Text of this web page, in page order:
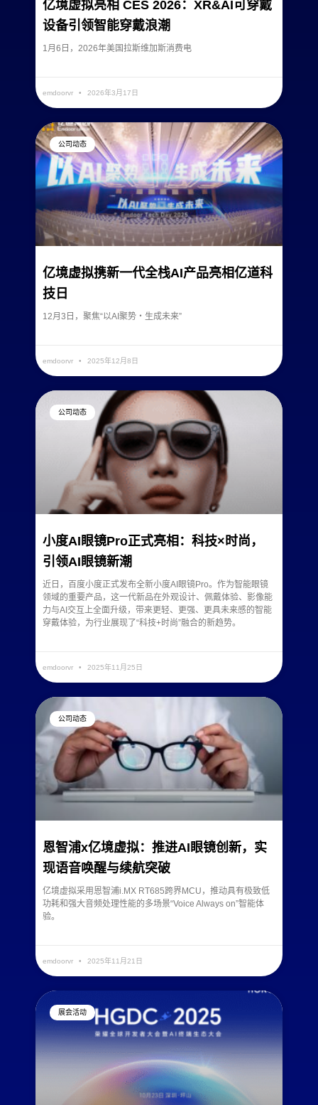
亿境虚拟亮相 CES 2026：XR&AI可穿戴
设备引领智能穿戴浪潮
1月6日，2026年美国拉斯维加斯消费电
emdoorvr 2026年3月17日
公司动态
亿境虚拟携新一代全栈AI产品亮相亿道科
技日
12月3日，聚焦“以AI聚势・生成未来”
emdoorvr 2025年12月8日
公司动态
小度AI眼镜Pro正式亮相：科技×时尚，
引领AI眼镜新潮
近日，百度小度正式发布全新小度AI眼镜Pro。作为智能眼镜
领域的重要产品，这一代新品在外观设计、佩戴体验、影像能
力与AI交互上全面升级，带来更轻、更强、更具未来感的智能
穿戴体验，为行业展现了“科技+时尚”融合的新趋势。
emdoorvr 2025年11月25日
公司动态
恩智浦x亿境虚拟：推进AI眼镜创新，实
现语音唤醒与续航突破
亿境虚拟采用恩智浦i.MX RT685跨界MCU，推动具有极致低
功耗和强大音频处理性能的多场景“Voice Always on”智能体
验。
emdoorvr 2025年11月21日
展会活动